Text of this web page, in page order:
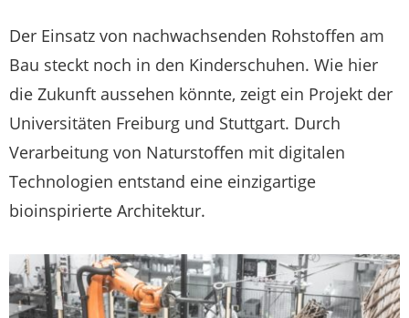
Der Einsatz von nachwachsenden Rohstoffen am
Bau steckt noch in den Kinderschuhen. Wie hier
die Zukunft aussehen könnte, zeigt ein Projekt der
Universitäten Freiburg und Stuttgart. Durch
Verarbeitung von Naturstoffen mit digitalen
Technologien entstand eine einzigartige
bioinspirierte Architektur.